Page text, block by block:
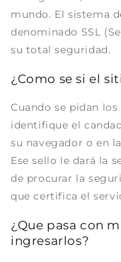
mundo. El sistema
denominado SSL
su total seguridad.
¿Como se si el
Cuando se pidan
identifique el
su navegador o en
Ese sello le dará la
de procurar la
que certifica el
¿Que pasa con
ingresarlos?